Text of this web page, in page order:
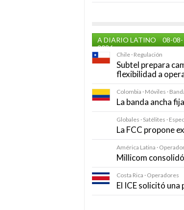
A DIARIO LATINO
08-08-
2026
Chile · Regulación
Subtel prepara
flexibilidad a
Colombia · Móviles ·
La banda ancha
Globales · Satélites ·
La FCC propone
América Latina ·
Millicom
Costa Rica · Operadores
El ICE solicitó